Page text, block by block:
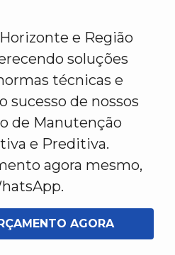
e Região
soluções
técnicas e
sucesso de nossos
de Manutenção
e Preditiva.
agora mesmo,
AGORA